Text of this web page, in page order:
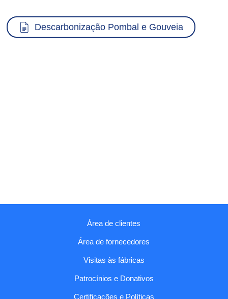
DocumentoDescarbonização Pombal e Gouveia
Área de clientes
Área de fornecedores
Visitas às fábricas
Patrocínios e Donativos
Certificações e Políticas